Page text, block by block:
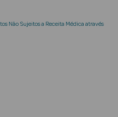
Não Sujeitos a Receita Médica através